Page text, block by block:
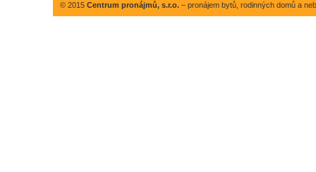
© 2015 Centrum pronájmů, s.r.o.– pronájem bytů, rodinných domů a